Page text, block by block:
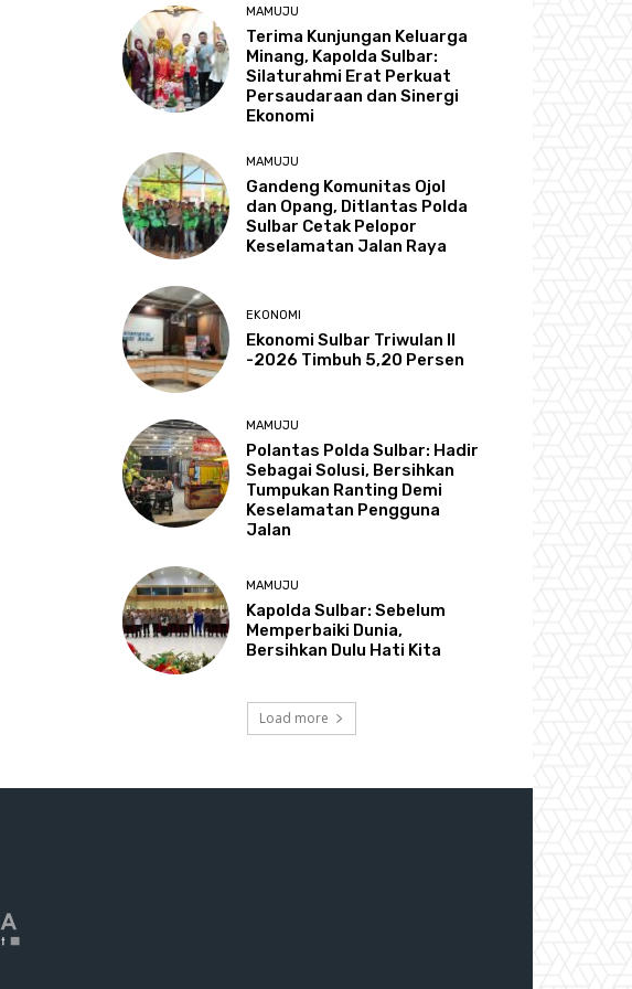
MAMUJU
Terima Kunjungan Keluarga
Minang, Kapolda Sulbar:
Silaturahmi Erat Perkuat
Persaudaraan dan Sinergi
Ekonomi
MAMUJU
Gandeng Komunitas Ojol
dan Opang, Ditlantas Polda
Sulbar Cetak Pelopor
Keselamatan Jalan Raya
EKONOMI
Ekonomi Sulbar Triwulan II
-2026 Timbuh 5,20 Persen
MAMUJU
Polantas Polda Sulbar: Hadir
Sebagai Solusi, Bersihkan
Tumpukan Ranting Demi
Keselamatan Pengguna
Jalan
MAMUJU
Kapolda Sulbar: Sebelum
Memperbaiki Dunia,
Bersihkan Dulu Hati Kita
Load more